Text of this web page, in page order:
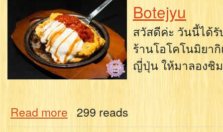
Botejyu
สวัสดีค่ะ วันนี้ได้รั
ร้านโอโคโนมิยา
ญี่ปุ่น ให้มาลองชิ
Read more 299 reads